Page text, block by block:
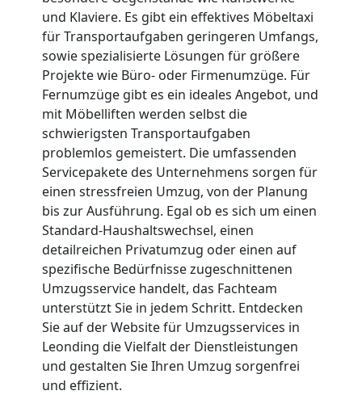
und Klaviere. Es gibt ein effektives Möbeltaxi
für Transportaufgaben geringeren Umfangs,
sowie spezialisierte Lösungen für größere
Projekte wie Büro- oder Firmenumzüge. Für
Fernumzüge gibt es ein ideales Angebot, und
mit Möbelliften werden selbst die
schwierigsten Transportaufgaben
problemlos gemeistert. Die umfassenden
Servicepakete des Unternehmens sorgen für
einen stressfreien Umzug, von der Planung
bis zur Ausführung. Egal ob es sich um einen
Standard-Haushaltswechsel, einen
detailreichen Privatumzug oder einen auf
spezifische Bedürfnisse zugeschnittenen
Umzugsservice handelt, das Fachteam
unterstützt Sie in jedem Schritt. Entdecken
Sie auf der Website für Umzugsservices in
Leonding die Vielfalt der Dienstleistungen
und gestalten Sie Ihren Umzug sorgenfrei
und effizient.